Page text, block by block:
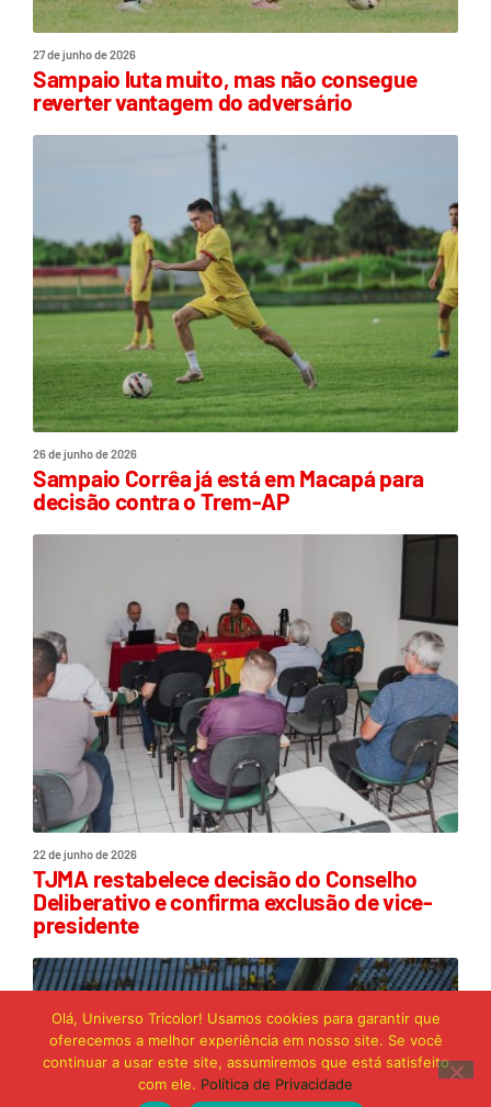
27 de junho de 2026
Sampaio luta muito, mas não consegue
reverter vantagem do adversário
26 de junho de 2026
Sampaio Corrêa já está em Macapá para
decisão contra o Trem-AP
22 de junho de 2026
TJMA restabelece decisão do Conselho
Deliberativo e confirma exclusão de vice-
presidente
Olá, Universo Tricolor! Usamos cookies para garantir que
oferecemos a melhor experiência em nosso site. Se você
continuar a usar este site, assumiremos que está satisfeito
com ele. Política de Privacidade